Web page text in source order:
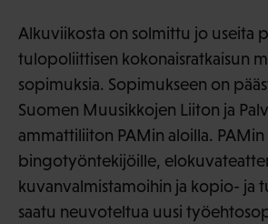
Alkuviikosta on solmittu jo useita
tulopoliittisen kokonaisratkaisun
sopimuksia. Sopimukseen on
Suomen Muusikkojen Liiton ja
ammattiliiton PAMin aloilla. PAMin
bingotyöntekijöille,
kuvanvalmistamoihin ja kopio- ja
saatu neuvoteltua uusi